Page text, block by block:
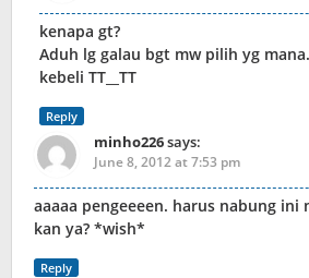
kenapa gt?
Aduh lg galau bgt mw pilih yg
kebeli TT__TT
Reply
minho226says:
June 8, 2012 at 7:53 pm
aaaaa pengeeeen. harus nabung
kan ya? *wish*
Reply